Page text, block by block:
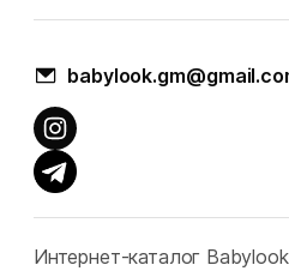
Интернет-каталог